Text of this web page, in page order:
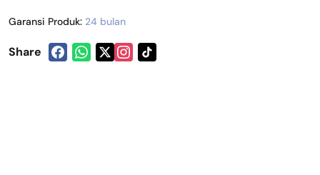
Garansi Produk: 24 bulan
Share